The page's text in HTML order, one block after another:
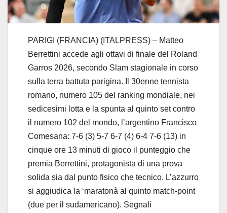
PARIGI (FRANCIA) (ITALPRESS) – Matteo
Berrettini accede agli ottavi di finale del Roland
Garros 2026, secondo Slam stagionale in corso
sulla terra battuta parigina. Il 30enne tennista
romano, numero 105 del ranking mondiale, nei
sedicesimi lotta e la spunta al quinto set contro
il numero 102 del mondo, l’argentino Francisco
Comesana: 7-6 (3) 5-7 6-7 (4) 6-4 7-6 (13) in
cinque ore 13 minuti di gioco il punteggio che
premia Berrettini, protagonista di una prova
solida sia dal punto fisico che tecnico. L’azzurro
si aggiudica la ‘maratonà al quinto match-point
(due per il sudamericano). Segnali